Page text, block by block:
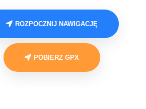
ROZPOCZNIJ NAWIGACJĘ
POBIERZ GPX